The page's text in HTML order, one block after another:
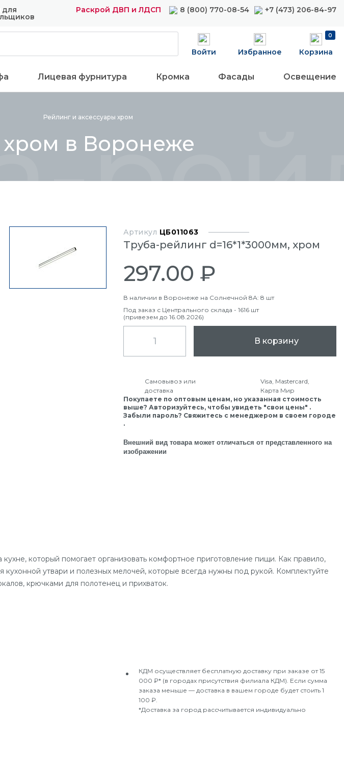
Раскрой ДВП и ЛДСП 8 (800) 770-08-54 +7 (473) 206-84-97
Войти Избранное
0
Корзина
Лицевая фурнитура Кромка Фасады Освещение
Рейлинг и аксессуары хром
хром в Воронеже
Артикул ЦБ011063
Труба-рейлинг d=16*1*3000мм, хром
297.00 ₽
В наличии в Воронеже на Солнечной 8А: 8 шт
Под заказ с Центрального склада - 1616 шт
(привезем до 16.08.2026)
В корзину
Самовывоз или
доставка
Visa, Mastercard,
Карта Мир
Покупаете по оптовым ценам, но указанная стоимость
выше? Авторизуйтесь, чтобы увидеть "свои цены" .
Забыли пароль? Свяжитесь с менеджером в своем городе
.
Внешний вид товара может отличаться от представленного на
изображении
который помогает организовать комфортное приготовление пищи. Как правило,
утвари и полезных мелочей, которые всегда нужны под рукой. Комплектуйте
крючками для полотенец и прихваток.
КДМ осуществляет бесплатную доставку при заказе от 15
000 ₽* (в городах присутствия филиала КДМ). Если сумма
заказа меньше — доставка в вашем городе будет стоить 1
100 ₽.
*Доставка за город рассчитывается индивидуально